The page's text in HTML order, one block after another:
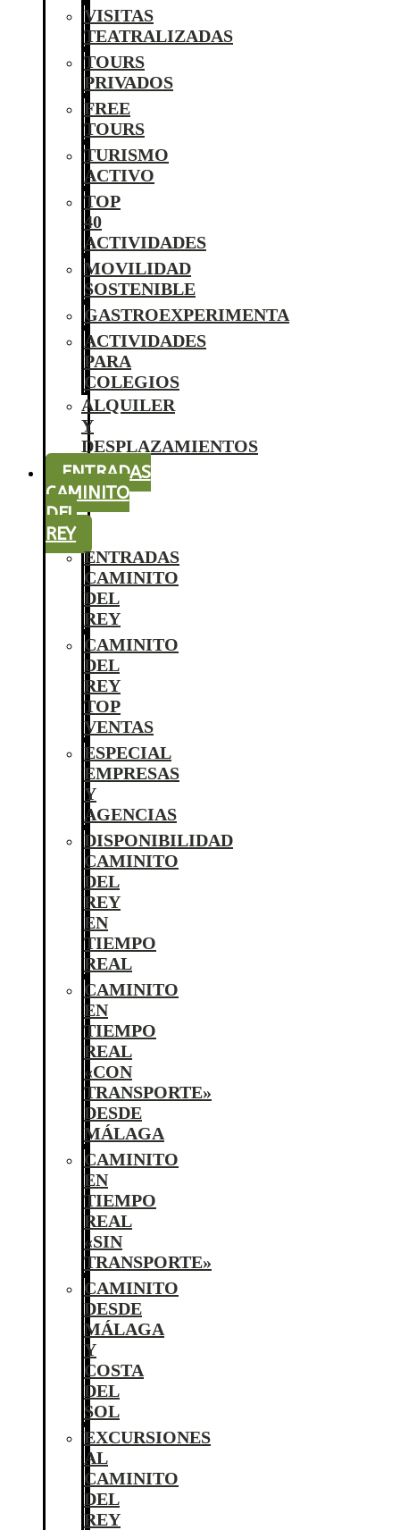
VISITAS
TEATRALIZADAS
TOURS
PRIVADOS
FREE
TOURS
TURISMO
ACTIVO
TOP
40
ACTIVIDADES
MOVILIDAD
SOSTENIBLE
GASTROEXPERIMENTA
ACTIVIDADES
PARA
COLEGIOS
ALQUILER
Y
DESPLAZAMIENTOS
ENTRADAS
CAMINITO
DEL
REY
ENTRADAS
CAMINITO
DEL
REY
CAMINITO
DEL
REY
TOP
VENTAS
ESPECIAL
EMPRESAS
Y
AGENCIAS
DISPONIBILIDAD
CAMINITO
DEL
REY
EN
TIEMPO
REAL
CAMINITO
EN
TIEMPO
REAL
«CON
TRANSPORTE»
DESDE
MÁLAGA
CAMINITO
EN
TIEMPO
REAL
«SIN
TRANSPORTE»
CAMINITO
DESDE
MÁLAGA
Y
COSTA
DEL
SOL
EXCURSIONES
AL
CAMINITO
DEL
REY